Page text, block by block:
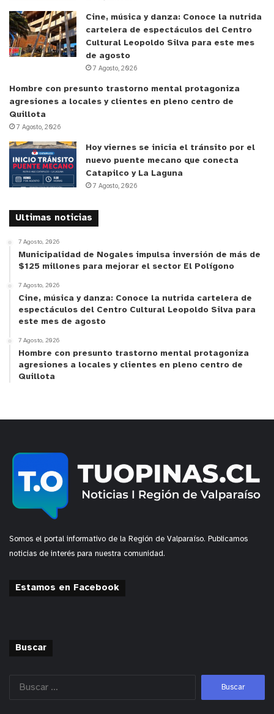
Cine, música y danza: Conoce la nutrida
cartelera de espectáculos del Centro
Cultural Leopoldo Silva para este mes
de agosto
7 Agosto, 2026
Hombre con presunto trastorno mental protagoniza
agresiones a locales y clientes en pleno centro de
Quillota
7 Agosto, 2026
Hoy viernes se inicia el tránsito por el
nuevo puente mecano que conecta
Catapilco y La Laguna
7 Agosto, 2026
Ultimas noticias
7 Agosto, 2026
Municipalidad de Nogales impulsa inversión de más de
$125 millones para mejorar el sector El Polígono
7 Agosto, 2026
Cine, música y danza: Conoce la nutrida cartelera de
espectáculos del Centro Cultural Leopoldo Silva para
este mes de agosto
7 Agosto, 2026
Hombre con presunto trastorno mental protagoniza
agresiones a locales y clientes en pleno centro de
Quillota
Somos el portal informativo de la Región de Valparaíso. Publicamos
noticias de interés para nuestra comunidad.
Estamos en Facebook
Buscar